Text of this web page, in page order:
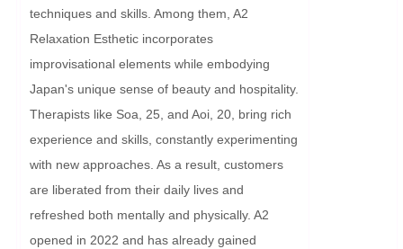
techniques and skills. Among them, A2
Relaxation Esthetic incorporates
improvisational elements while embodying
Japan's unique sense of beauty and hospitality.
Therapists like Soa, 25, and Aoi, 20, bring rich
experience and skills, constantly experimenting
with new approaches. As a result, customers
are liberated from their daily lives and
refreshed both mentally and physically. A2
opened in 2022 and has already gained